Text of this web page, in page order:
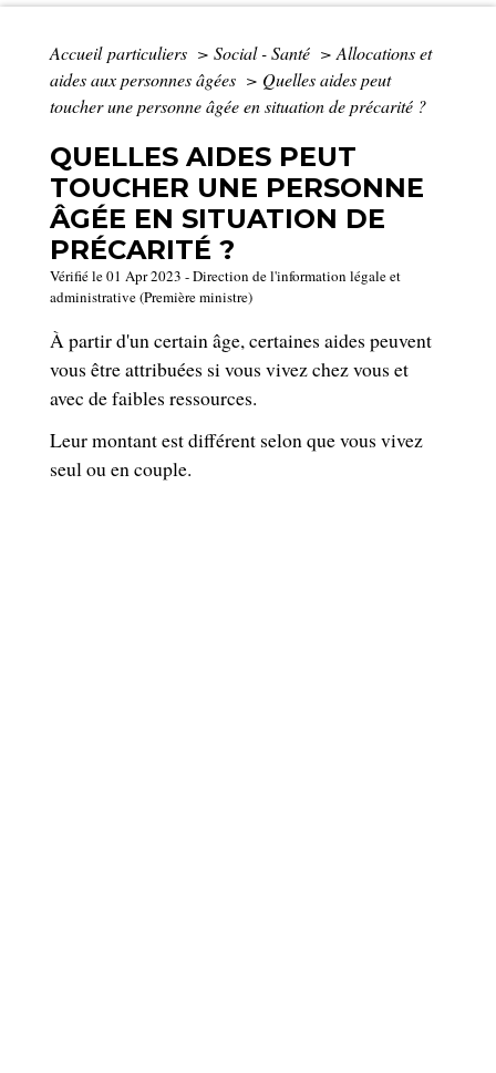
Accueil particuliers > Social - Santé > Allocations et
aides aux personnes âgées > Quelles aides peut
toucher une personne âgée en situation de précarité ?
QUELLES AIDES PEUT
TOUCHER UNE PERSONNE
ÂGÉE EN SITUATION DE
PRÉCARITÉ ?
Vérifié le 01 Apr 2023 - Direction de l'information légale et
administrative (Première ministre)
À partir d'un certain âge, certaines aides peuvent
vous être attribuées si vous vivez chez vous et
avec de faibles ressources.
Leur montant est différent selon que vous vivez
seul ou en couple.